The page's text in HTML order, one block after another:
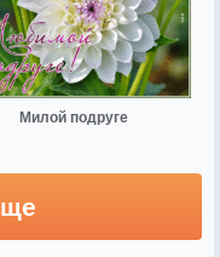
Милой подруге